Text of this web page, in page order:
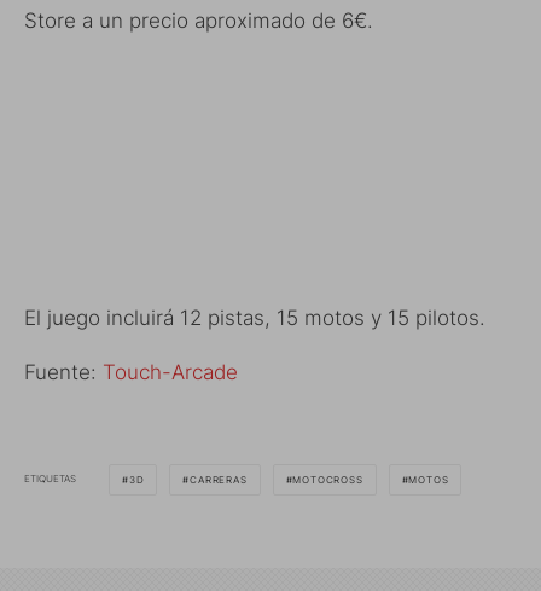
Store a un precio aproximado de 6€.
El juego incluirá 12 pistas, 15 motos y 15 pilotos.
Fuente: Touch-Arcade
ETIQUETAS 3D CARRERAS MOTOCROSS MOTOS